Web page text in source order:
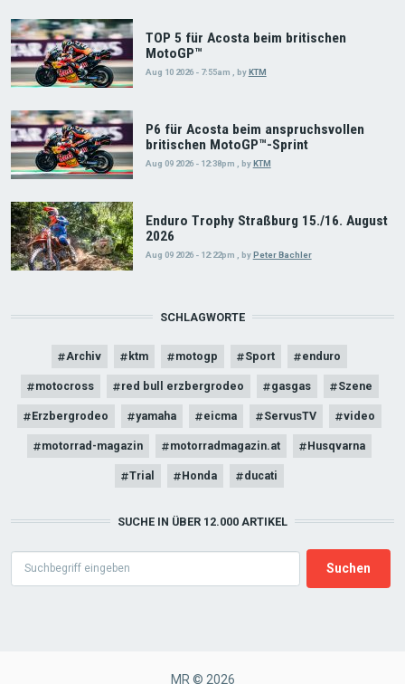
TOP 5 für Acosta beim britischen
MotoGP™
Aug 10 2026 - 7:55am , by KTM
P6 für Acosta beim anspruchsvollen
britischen MotoGP™-Sprint
Aug 09 2026 - 12:38pm byKTM
Enduro Trophy Straßburg 15./16. August
2026
Aug 09 2026 - 12:22pm byPeter Bachler
SCHLAGWORTE
Archiv ktm motogp Sport enduro
motocross red bull erzbergrodeo gasgas Szene
Erzbergrodeo yamaha eicma ServusTV video
motorrad-magazin motorradmagazin.at Husqvarna
Trial Honda ducati
SUCHE IN ÜBER 12.000 ARTIKEL
MR © 2026